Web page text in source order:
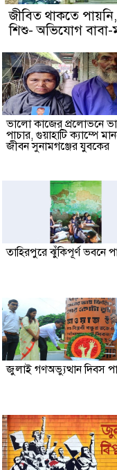
জীবিত থাকতে
শিশু- অভিযোগ বাবা-
ভালো কাজের প্রলোভনে
পাচার, গুয়াহাটি ক্যাম্পে
জীবন সুনামগঞ্জের যুবকের
তাহিরপুরে ঝুঁকিপূর্ণ ভবনে
জুলাই গণঅভ্যুত্থান দিবস